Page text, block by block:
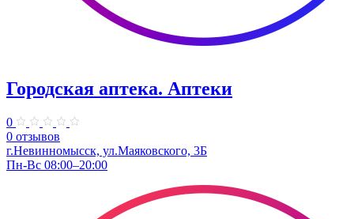
Городская аптека. Аптеки
0
0 отзывов
г.Невинномысск, ул.Маяковского, 3Б
Пн-Вс 08:00–20:00